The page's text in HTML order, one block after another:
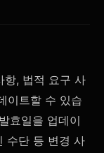
, 법적 요구 사
이트할 수 있습
효일을 업데이
수단 등 변경 사